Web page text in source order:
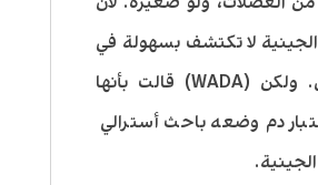
لا تكتشف بسهولة في
الدم والبول. ولكن (WADA) قالت بأنها
دم وضعه باحث أسترالي